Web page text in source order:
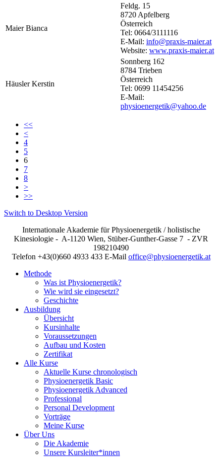
Maier Bianca
Feldg. 15
8720 Apfelberg
Österreich
Tel: 0664/3111116
E-Mail: info@praxis-maier.at
Website: www.praxis-maier.at
Häusler Kerstin
Sonnberg 162
8784 Trieben
Österreich
Tel: 0699 11454256
E-Mail:
physioenergetik@yahoo.de
<<
<
4
5
6
7
8
>
>>
Switch to Desktop Version
Internationale Akademie für Physioenergetik / holistische
Kinesiologie - A-1120 Wien, Stüber-Gunther-Gasse 7 - ZVR
198210490
Telefon +43(0)660 4933 433 E-Mail office@physioenergetik.at
Methode
Was ist Physioenergetik?
Wie wird sie eingesetzt?
Geschichte
Ausbildung
Übersicht
Kursinhalte
Voraussetzungen
Aufbau und Kosten
Zertifikat
Alle Kurse
Aktuelle Kurse chronologisch
Physioenergetik Basic
Physioenergetik Advanced
Professional
Personal Development
Vorträge
Meine Kurse
Über Uns
Die Akademie
Unsere Kursleiter*innen